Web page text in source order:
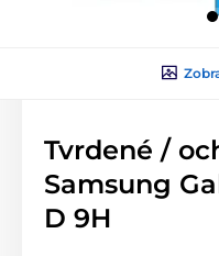
Tvrdené /
Samsung
D 9H